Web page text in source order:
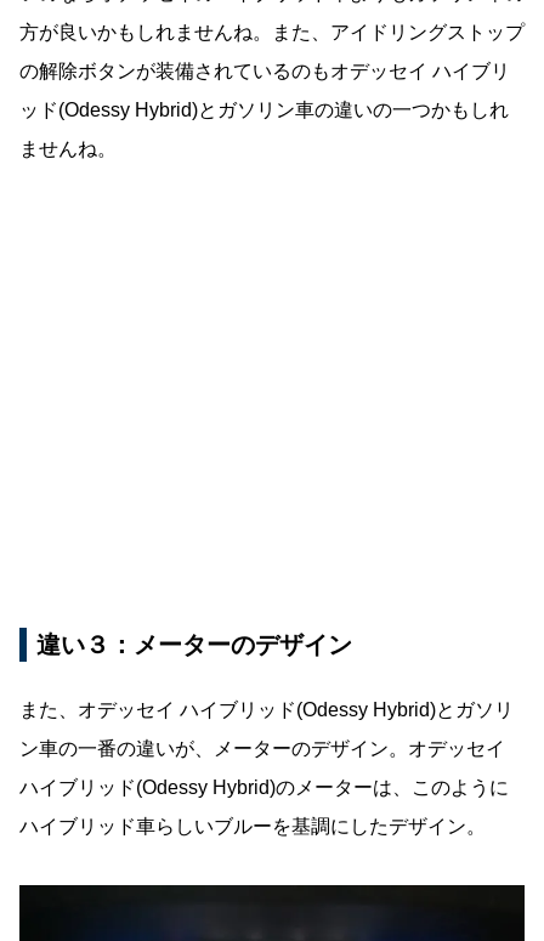
方が良いかもしれませんね。また、アイドリングストップ
の解除ボタンが装備されているのもオデッセイ ハイブリ
ッド(Odessy Hybrid)とガソリン車の違いの一つかもしれ
ませんね。
違い３：メーターのデザイン
また、オデッセイ ハイブリッド(Odessy Hybrid)とガソリ
ン車の一番の違いが、メーターのデザイン。オデッセイ
ハイブリッド(Odessy Hybrid)のメーターは、このように
ハイブリッド車らしいブルーを基調にしたデザイン。